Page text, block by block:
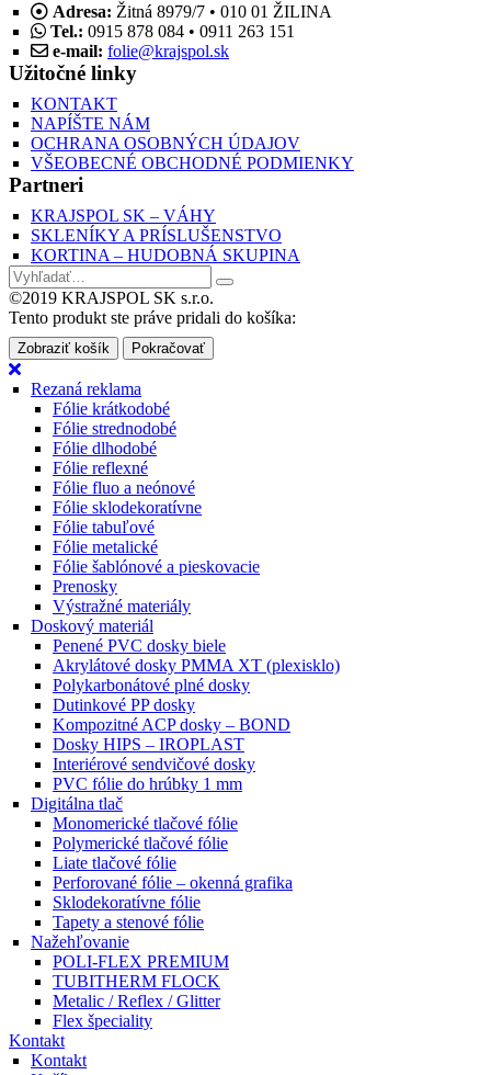
Adresa: Žitná 8979/7 • 010 01 ŽILINA
Tel.: 0915 878 084 • 0911 263 151
e-mail: folie@krajspol.sk
Užitočné linky
KONTAKT
NAPÍŠTE NÁM
OCHRANA OSOBNÝCH ÚDAJOV
VŠEOBECNÉ OBCHODNÉ PODMIENKY
Partneri
KRAJSPOL SK – VÁHY
SKLENÍKY A PRÍSLUŠENSTVO
KORTINA – HUDOBNÁ SKUPINA
©2019 KRAJSPOL SK s.r.o.
Tento produkt ste práve pridali do košíka:
Zobraziť košík Pokračovať
Rezaná reklama
Fólie krátkodobé
Fólie strednodobé
Fólie dlhodobé
Fólie reflexné
Fólie fluo a neónové
Fólie sklodekoratívne
Fólie tabuľové
Fólie metalické
Fólie šablónové a pieskovacie
Prenosky
Výstražné materiály
Doskový materiál
Penené PVC dosky biele
Akrylátové dosky PMMA XT (plexisklo)
Polykarbonátové plné dosky
Dutinkové PP dosky
Kompozitné ACP dosky – BOND
Dosky HIPS – IROPLAST
Interiérové sendvičové dosky
PVC fólie do hrúbky 1 mm
Digitálna tlač
Monomerické tlačové fólie
Polymerické tlačové fólie
Liate tlačové fólie
Perforované fólie – okenná grafika
Sklodekoratívne fólie
Tapety a stenové fólie
Nažehľovanie
POLI-FLEX PREMIUM
TUBITHERM FLOCK
Metalic / Reflex / Glitter
Flex špeciality
Kontakt
Kontakt